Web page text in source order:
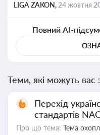
LIGA ZAKON, 24 жовтня
Повний AI-
Теми, які можуть вас
Перехід
стандартів
Про що тема: Тема